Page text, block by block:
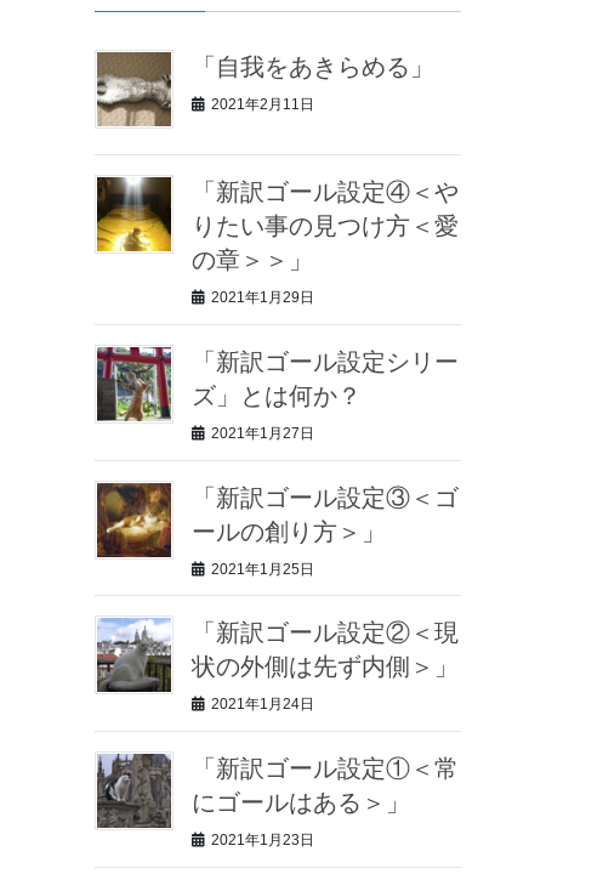
「自我をあきらめる」
2021年2月11日
「新訳ゴール設定④＜や
りたい事の見つけ方＜愛
の章＞＞」
2021年1月29日
「新訳ゴール設定シリー
ズ」とは何か？
2021年1月27日
「新訳ゴール設定③＜ゴ
ールの創り方＞」
2021年1月25日
「新訳ゴール設定②＜現
状の外側は先ず内側＞」
2021年1月24日
「新訳ゴール設定①＜常
にゴールはある＞」
2021年1月23日